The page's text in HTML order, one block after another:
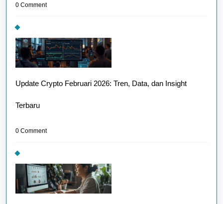
0 Comment
Update Crypto Februari 2026: Tren, Data, dan Insight
Terbaru
0 Comment